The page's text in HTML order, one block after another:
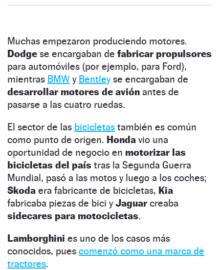
Muchas empezaron produciendo motores.
Dodge se encargaban de fabricar propulsores
para automóviles (por ejemplo, para Ford),
mientras BMW y Bentleyse encargaban de
desarrollar motores de avión antes de
pasarse a las cuatro ruedas.
El sector de las bicicletas también es común
como punto de origen. Honda vio una
oportunidad de negocio en motorizar las
bicicletas del país tras la Segunda Guerra
Mundial, pasó a las motos y luego a los coches;
Skoda era fabricante de bicicletas, Kia
fabricaba piezas de bici yJaguarcreaba
sidecares para motocicletas.
Lamborghini es uno de los casos más
conocidos, pues comenzó como una marca de
tractores.